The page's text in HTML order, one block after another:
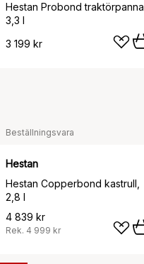
Hestan Probond traktörpanna,
3,3 l
3 199 kr
Beställningsvara
Hestan
Hestan Copperbond kastrull,
2,8 l
4 839 kr
Rek. 4 999 kr